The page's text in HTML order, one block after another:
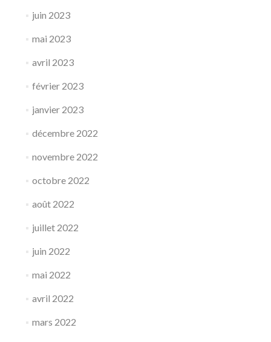
juin 2023
mai 2023
avril 2023
février 2023
janvier 2023
décembre 2022
novembre 2022
octobre 2022
août 2022
juillet 2022
juin 2022
mai 2022
avril 2022
mars 2022